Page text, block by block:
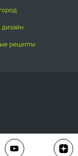
дизайн
рецепты
только с